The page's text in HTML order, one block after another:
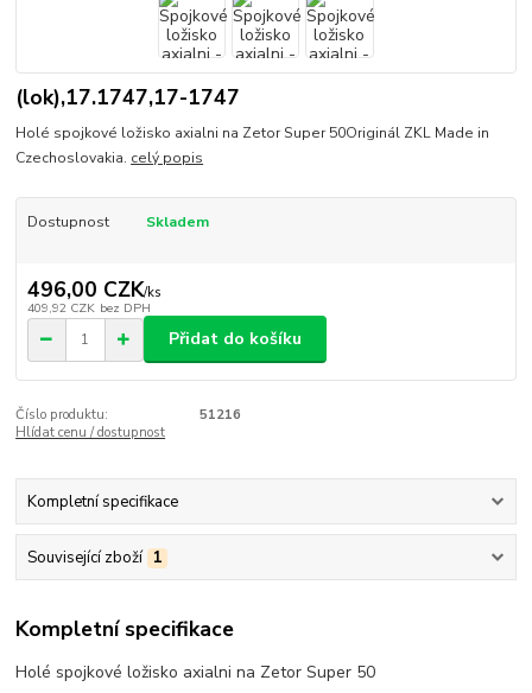
(lok),17.1747,17-1747
Holé spojkové ložisko axialni na Zetor Super 50Originál ZKL Made in
Czechoslovakia. celý popis
Dostupnost Skladem
496,00 CZK/ks
409,92 CZK bez DPH
Přidat do košíku
Číslo produktu:
51216
Hlídat cenu / dostupnost
Kompletní specifikace
Související zboží 1
Kompletní specifikace
Holé spojkové ložisko axialni na Zetor Super 50